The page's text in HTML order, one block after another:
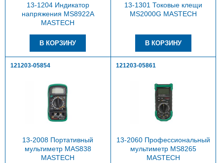
13-1204 Индикатор
напряжения MS8922A
MASTECH
13-1301 Токовые клещи
MS2000G MASTECH
121203-05854
13-2008 Портативный
мультиметр MAS838
MASTECH
121203-05861
13-2060 Профессиональный
мультиметр MS8265
MASTECH